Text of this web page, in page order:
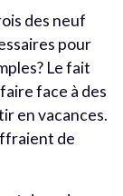
des neuf
pour
Le fait
face à des
en vacances.
de